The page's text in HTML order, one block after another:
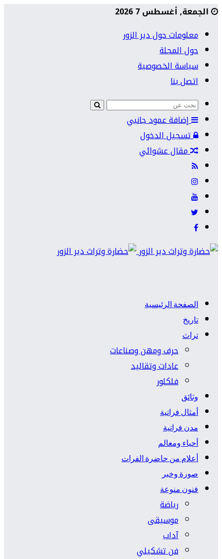
الجمعة, أغسطس 7 2026
معلومات حول دير الزور
حول المجلة
سياسة الخصوصية
اتصل بنا
إضافة عمود جانبي
تسجيل الدخول
مقال عشوائي
الصفحة الرئيسية
تاريخ
تراث
حرف ومهن وصناعات
عادات وتقاليد
فلكلور
وثائق
أمثال فراتية
مدن فراتية
أحياء ومعالم
أعلام من حاضرة الفرات
صورة وخبر
فنون منوعة
رياضة
موسيقى
آداب
فن تشكيلي